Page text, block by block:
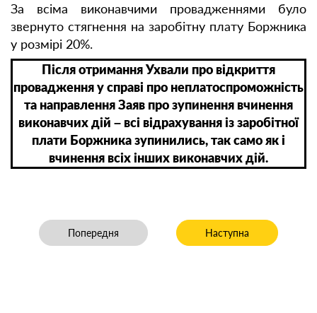
За всіма виконавчими провадженнями було
звернуто стягнення на заробітну плату Боржника
у розмірі 20%.
Після отримання Ухвали про відкриття
провадження у справі про неплатоспроможність
та направлення Заяв про зупинення вчинення
виконавчих дій – всі відрахування із заробітної
плати Боржника зупинились, так само як і
вчинення всіх інших виконавчих дій.
Попередня стаття: Довіряй, але перевіряй. Заборона
Попередня Наступна стаття: Все
Наступна